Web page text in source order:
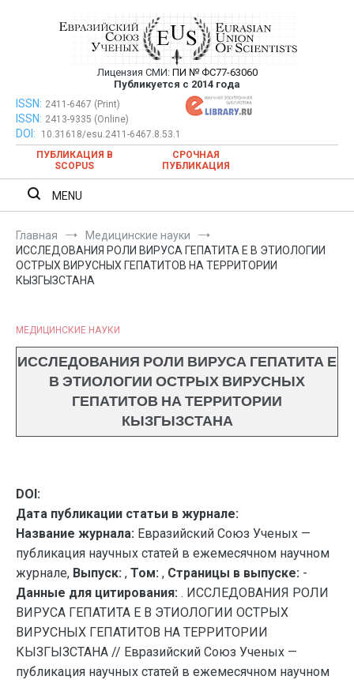
Евразийский Союз Ученых —
публикация научных статей в
ежемесячном научном журнале
Лицензия СМИ: ПИ № ФС77-63060
Публикуется с 2014 года
Евразийский Союз Ученых — публикация научных статей в
ежемесячном научном журнале
ISSN: 2411-6467 (Print)
ISSN: 2413-9335 (Online)
DOI:
10.31618/esu.2411-6467.8.53.1
ПУБЛИКАЦИЯ В
SCOPUS
СРОЧНАЯ
ПУБЛИКАЦИЯ
MENU
Главная
Медицинские науки
ИССЛЕДОВАНИЯ РОЛИ ВИРУСА ГЕПАТИТА Е В ЭТИОЛОГИИ
ОСТРЫХ ВИРУСНЫХ ГЕПАТИТОВ НА ТЕРРИТОРИИ
КЫЗГЫЗСТАНА
МЕДИЦИНСКИЕ НАУКИ
ИССЛЕДОВАНИЯ РОЛИ ВИРУСА ГЕПАТИТА Е
В ЭТИОЛОГИИ ОСТРЫХ ВИРУСНЫХ
ГЕПАТИТОВ НА ТЕРРИТОРИИ
КЫЗГЫЗСТАНА
DOI:
Дата публикации статьи в журнале:
Название журнала: Евразийский Союз Ученых —
публикация научных статей в ежемесячном научном
журнале, Выпуск: , Том: , Страницы в выпуске: -
Данные для цитирования: . ИССЛЕДОВАНИЯ РОЛИ
ВИРУСА ГЕПАТИТА Е В ЭТИОЛОГИИ ОСТРЫХ
ВИРУСНЫХ ГЕПАТИТОВ НА ТЕРРИТОРИИ
КЫЗГЫЗСТАНА // Евразийский Союз Ученых —
публикация научных статей в ежемесячном научном